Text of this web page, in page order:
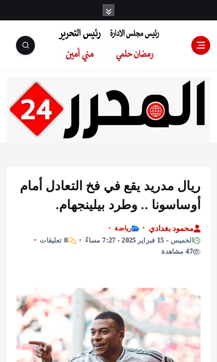
رئيس مجلس
الإدارة: رمضان
التحرير:مني أمين
مدريد يقع في فخ التعادل أمام
.. وطرد بيلينجهام.
بغدادي
رياضة
2025 - 7:27 مساءً
0 تعليقات